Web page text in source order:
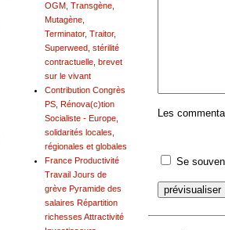
Les
Se
OGM, Transgène,
Mutagène,
Terminator, Traitor,
Superweed, stérilité
contractuelle, brevet
sur le vivant
Contribution Congrès
PS, Rénova(c)tion
Socialiste - Europe,
solidarités locales,
régionales et globales
France Productivité
Travail Jours de
grève Pyramide des
salaires Répartition
richesses Attractivité